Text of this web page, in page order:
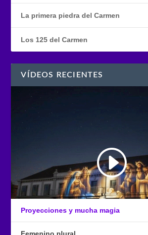
La primera piedra del Carmen
Los 125 del Carmen
VÍDEOS RECIENTES
Proyecciones y mucha magia